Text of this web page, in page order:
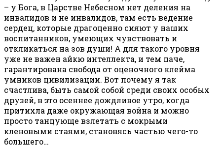
– у Бога, в Царстве Небесном нет деления на
инвалидов и не инвалидов, там есть ведение
сердец, которые драгоценно сияют у наших
воспитанников, умеющих чувствовать и
откликаться на зов души! А для такого уровня
уже не важен айкю интеллекта, и тем паче,
гарантирована свобода от оценочного клейма
умников цивилизации. Вот почему я так
счастлива, быть самой собой среди своих особых
друзей, в это осеннее дождливое утро, когда
притихла даже окружающая война и можно
просто танцующе взлетать с мокрыми
кленовыми стаями, становясь частью чего-то
большего…